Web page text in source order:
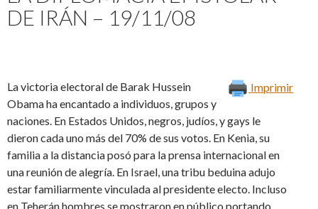
DE IRÁN – 19/11/08
Imprimir
La victoria electoral de Barak Hussein
Obama ha encantado a individuos, grupos y
naciones. En Estados Unidos, negros, judíos, y gays le
dieron cada uno más del 70% de sus votos. En Kenia, su
familia a la distancia posó para la prensa internacional en
una reunión de alegría. En Israel, una tribu beduina adujo
estar familiarmente vinculada al presidente electo. Incluso
en Teherán hombres se mostraron en público portando